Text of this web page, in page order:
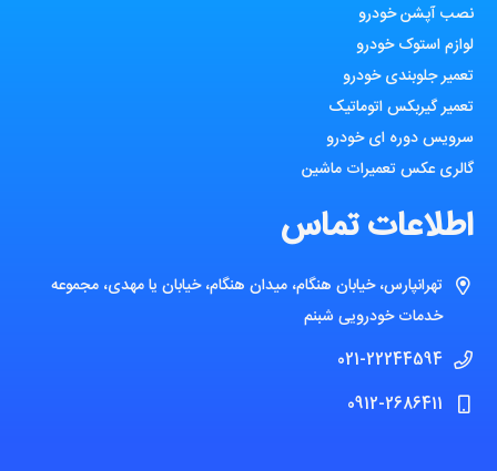
نصب آپشن خودرو
لوازم استوک خودرو
تعمیر جلوبندی خودرو
تعمیر گیربکس اتوماتیک
سرویس دوره ای خودرو
گالری عکس تعمیرات ماشین
اطلاعات تماس
تهرانپارس، خیابان هنگام، میدان هنگام، خیابان یا مهدی، مجموعه
خدمات خودرویی شبنم
021-22244594
0912-2686411